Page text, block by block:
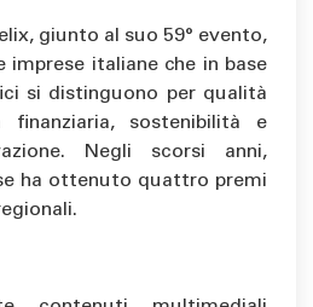
giunto al suo 59° evento,
imprese italiane che in base
si distinguono per qualità
finanziaria, sostenibilità e
Negli scorsi anni,
ha ottenuto quattro premi